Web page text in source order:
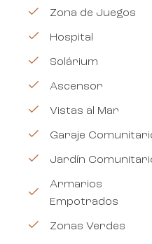
Zona de Juegos
Hospital
Solárium
Ascensor
Vistas al Mar
Garaje
Jardín
Armarios
Empotrados
Zonas Verdes